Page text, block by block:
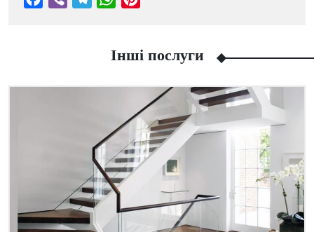
Інші послуги